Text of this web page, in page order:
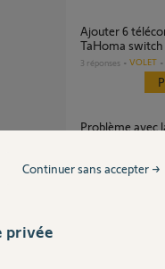
Ajouter 6 télécommandes de VR dans ma
TaHoma switch
3 réponses VOLET
Problème avec la Tahoma et Smoove Origin
Tahoma
privée
Continuer sans accepter →